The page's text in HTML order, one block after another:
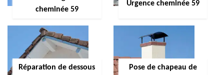
cheminée 59
Urgence cheminée 59
Réparation de dessous
Pose de chapeau de